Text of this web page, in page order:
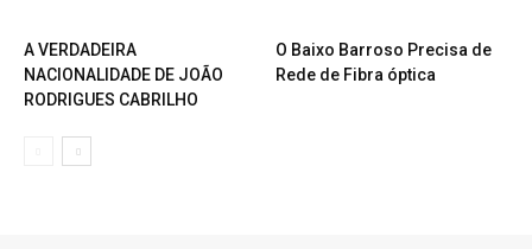
A VERDADEIRA
NACIONALIDADE DE JOÃO
RODRIGUES CABRILHO
O Baixo Barroso Precisa de
Rede de Fibra óptica